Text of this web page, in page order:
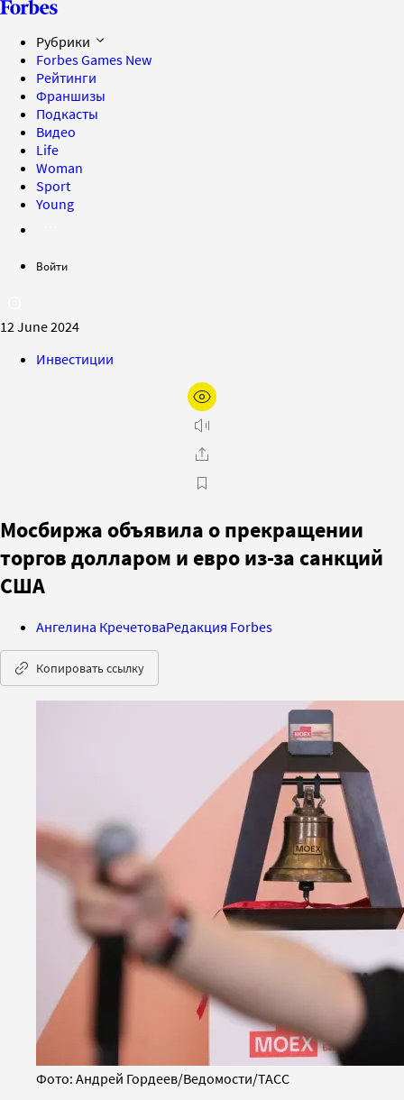
Рубрики
Forbes Games New
Рейтинги
Франшизы
Подкасты
Видео
Life
Woman
Sport
Young
Войти
12 June 2024
Инвестиции
Мосбиржа объявила о прекращении
торгов долларом и евро из-за санкций
США
Ангелина КречетоваРедакция Forbes
Копировать ссылку
Фото: Андрей Гордеев/Ведомости/ТАСС